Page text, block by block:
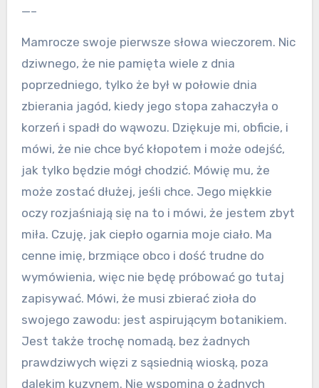
—–
Mamrocze swoje pierwsze słowa wieczorem. Nic
dziwnego, że nie pamięta wiele z dnia
poprzedniego, tylko że był w połowie dnia
zbierania jagód, kiedy jego stopa zahaczyła o
korzeń i spadł do wąwozu. Dziękuje mi, obficie, i
mówi, że nie chce być kłopotem i może odejść,
jak tylko będzie mógł chodzić. Mówię mu, że
może zostać dłużej, jeśli chce. Jego miękkie
oczy rozjaśniają się na to i mówi, że jestem zbyt
miła. Czuję, jak ciepło ogarnia moje ciało. Ma
cenne imię, brzmiące obco i dość trudne do
wymówienia, więc nie będę próbować go tutaj
zapisywać. Mówi, że musi zbierać zioła do
swojego zawodu: jest aspirującym botanikiem.
Jest także trochę nomadą, bez żadnych
prawdziwych więzi z sąsiednią wioską, poza
dalekim kuzynem. Nie wspomina o żadnych